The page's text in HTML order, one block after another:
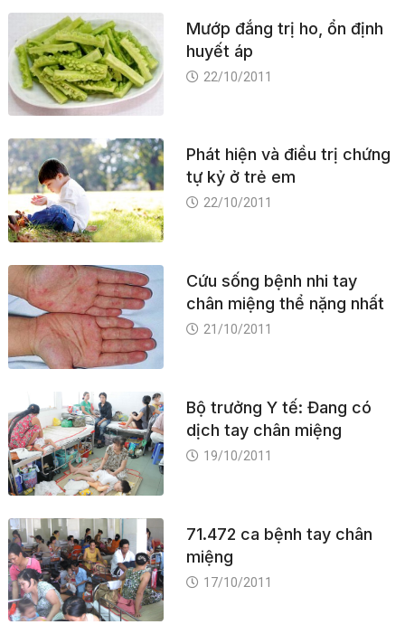
Mướp đắng trị ho, ổn định
huyết áp
22/10/2011
Phát hiện và điều trị chứng
tự kỷ ở trẻ em
22/10/2011
Cứu sống bệnh nhi tay
chân miệng thể nặng nhất
21/10/2011
Bộ trưởng Y tế: Đang có
dịch tay chân miệng
19/10/2011
71.472 ca bệnh tay chân
miệng
17/10/2011